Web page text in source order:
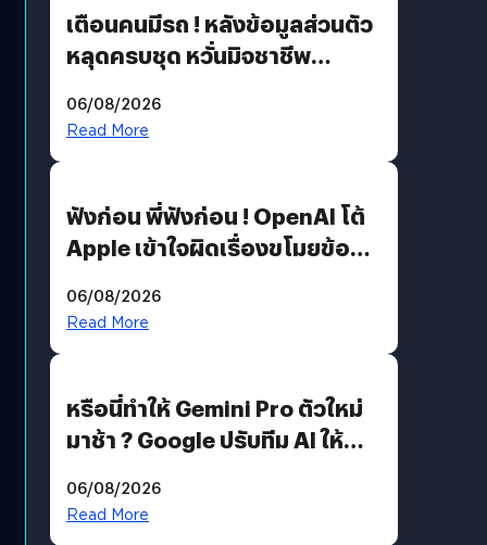
เตือนคนมีรถ ! หลังข้อมูลส่วนตัว
หลุดครบชุด หวั่นมิจชาชีพ
รหัสผ่านหลุด ไม่ใช่แฮ็กเกอร์
06/08/2026
Read More
ฟังก่อน พี่ฟังก่อน ! OpenAI โต้
Apple เข้าใจผิดเรื่องขโมยข้อมูล
06/08/2026
Read More
หรือนี่ทำให้ Gemini Pro ตัวใหม่
มาช้า ? Google ปรับทีม AI ให้
AGI
06/08/2026
Read More